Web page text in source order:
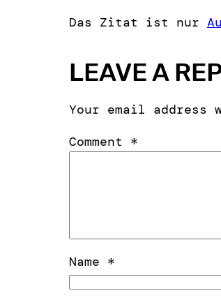
Das Zitat ist nur
LEAVE A
Your email
Comment *
Name *